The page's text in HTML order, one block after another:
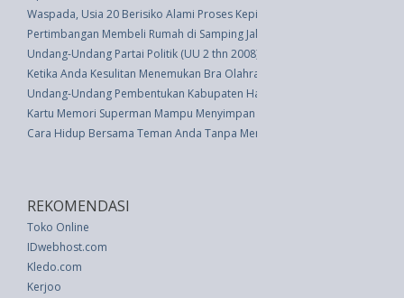
Waspada, Usia 20 Berisiko Alami Proses Kepikunan
Pertimbangan Membeli Rumah di Samping Jalan Raya
Undang-Undang Partai Politik (UU 2 thn 2008)
Ketika Anda Kesulitan Menemukan Bra Olahraga yang Baik, Ini Solusinya
Undang-Undang Pembentukan Kabupaten Halmahera Utara, Kabupaten
Kartu Memori Superman Mampu Menyimpan Data Miliyaran Tahun
Cara Hidup Bersama Teman Anda Tanpa Menjadi Sepasang Kekasih
REKOMENDASI
Toko Online
IDwebhost.com
Kledo.com
Kerjoo